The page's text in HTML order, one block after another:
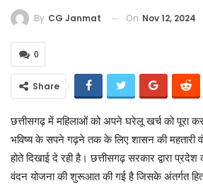
By CG Janmat On Nov 12, 2024
0
Share
छत्तीसगढ़ में महिलाओं को अपने घरेलू खर्च को
भविष्य के सपने गढ़ने तक के लिए शासन की महतारी
होते दिखाई दे रही है। छत्तीसगढ़ सरकार द्वारा
वंदन योजना की शुरूआत की गई है जिसके अंतर्गत